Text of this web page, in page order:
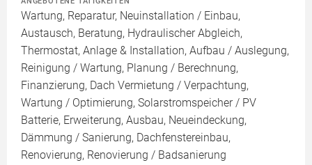
Wartung, Reparatur, Neuinstallation / Einbau,
Austausch, Beratung, Hydraulischer Abgleich,
Thermostat, Anlage & Installation, Aufbau / Auslegung,
Reinigung / Wartung, Planung / Berechnung,
Finanzierung, Dach Vermietung / Verpachtung,
Wartung / Optimierung, Solarstromspeicher / PV
Batterie, Erweiterung, Ausbau, Neueindeckung,
Dämmung / Sanierung, Dachfenstereinbau,
Renovierung, Renovierung / Badsanierung